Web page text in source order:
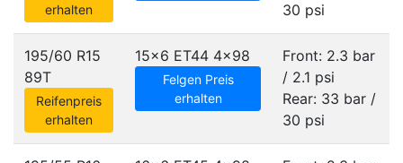
erhalten
30 psi
195/60 R15
89T
Reifenpreis
erhalten
15x6 ET44 4x98
Felgen Preis
erhalten
Front: 2.3 bar
/ 2.1 psi
Rear: 33 bar /
30 psi